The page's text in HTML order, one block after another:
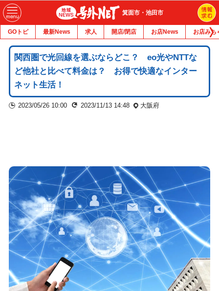
箕面市・池田市
GOトピ 最新News 求人 開店/閉店 お店News お店みち
関西圏で光回線を選ぶならどこ？ eo光やNTTな
ど他社と比べて料金は？ お得で快適なインター
ネット生活！
2023/05/26 10:00 2023/11/13 14:48 大阪府